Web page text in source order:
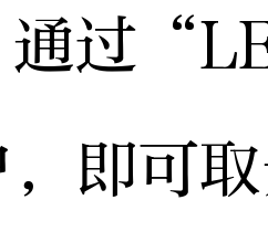
通过
即可